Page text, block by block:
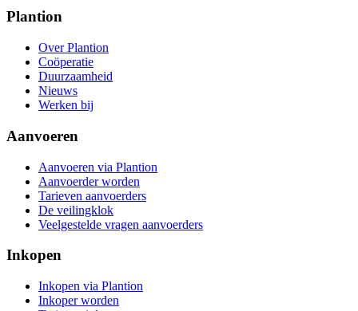
Plantion
Over Plantion
Coöperatie
Duurzaamheid
Nieuws
Werken bij
Aanvoeren
Aanvoeren via Plantion
Aanvoerder worden
Tarieven aanvoerders
De veilingklok
Veelgestelde vragen aanvoerders
Inkopen
Inkopen via Plantion
Inkoper worden